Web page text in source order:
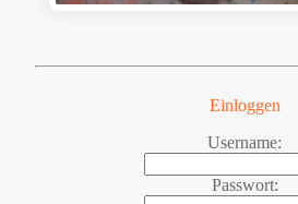
Einloggen
Username:
Passwort: